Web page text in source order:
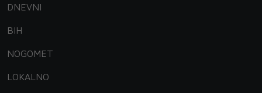
DNEVNI
BIH
NOGOMET
LOKALNO